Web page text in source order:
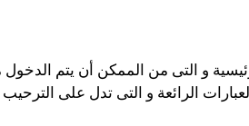
و التى من الممكن أن يتم
الرائعة و التى تدل على